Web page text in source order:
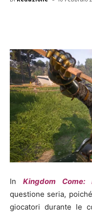
In Kingdom Come:
questione seria,
giocatori durante le